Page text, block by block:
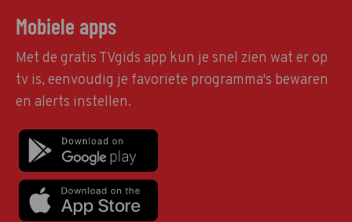
Mobiele apps
Met de gratis TVgids app kun je snel zien wat er op
tv is, eenvoudig je favoriete programma's bewaren
en alerts instellen.